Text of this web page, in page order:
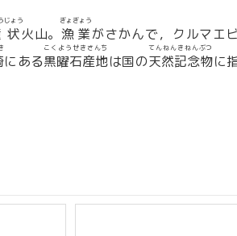
状
じょう
火山。 漁業
ぎょぎょう
がさかんで，クルマエ
にある黒曜石産地
こくようせきさんち
は国の天然記念物
てんねんきねんぶつ
に